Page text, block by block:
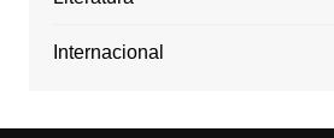
Internacional